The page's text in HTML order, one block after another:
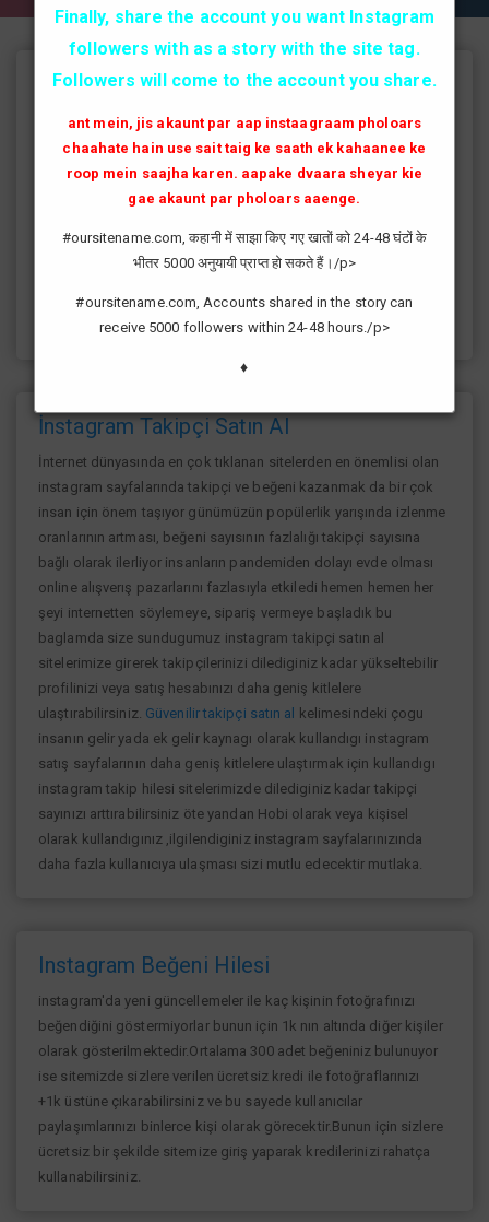
Instagram Takipçi Hilesi
instagram'da artık yüksek takipçi kasmak eskisi kadar zor değil
günümüzde bir çok kullanıcının yüksek takipçiye ulaşması ve
fenomen yolunda ilerlemesi daha da kolaylaşmıştır.instagram
fenomeni ne gibi fayda sağlar?öncelikle bir çok kişi meslek
sağlamaktadır.Sizlerde yüksek sayıda takipçiye ulaşmak
istiyorsanız sitemize giriş yaparak sizlere verilen ücretsiz
kredilerden her gün yararlanıp sayfanızı yüksek seviyelere
ulaştırabilirsiniz.
İnstagram Takipçi Satın Al
İnternet dünyasında en çok tıklanan sitelerden en önemlisi olan
instagram sayfalarında takipçi ve beğeni kazanmak da bir çok
insan için önem taşıyor günümüzün popülerlik yarışında izlenme
oranlarının artması, beğeni sayısının fazlalığı takipçi sayısına
bağlı olarak ilerliyor insanların pandemiden dolayı evde olması
online alışverış pazarlarını fazlasıyla etkiledi hemen hemen her
şeyi internetten söylemeye, sipariş vermeye başladık bu
baglamda size sundugumuz instagram takipçi satın al
sitelerimize girerek takipçilerinizi dilediginiz kadar yükseltebilir
profilinizi veya satış hesabınızı daha geniş kitlelere
ulaştırabilirsiniz. Güvenilir takipçi satın al
kelimesindeki çogu
insanın gelir yada ek gelir kaynagı olarak kullandıgı instagram
satış sayfalarının daha geniş kitlelere ulaştırmak için kullandıgı
instagram takip hilesi sitelerimizde dilediginiz kadar takipçi
sayınızı arttırabilirsiniz öte yandan Hobi olarak veya kişisel
olarak kullandıgınız ,ilgilendiginiz instagram sayfalarınızında
daha fazla kullanıcıya ulaşması sizi mutlu edecektir mutlaka.
Instagram Beğeni Hilesi
instagram'da yeni güncellemeler ile kaç kişinin fotoğrafınızı
beğendiğini göstermiyorlar bunun için 1k nın altında diğer kişiler
olarak gösterilmektedir.Ortalama 300 adet beğeniniz bulunuyor
ise sitemizde sizlere verilen ücretsiz kredi ile fotoğraflarınızı
+1k üstüne çıkarabilirsiniz ve bu sayede kullanıcılar
paylaşımlarınızı binlerce kişi olarak görecektir.Bunun için sizlere
ücretsiz bir şekilde sitemize giriş yaparak kredilerinizi rahatça
kullanabilirsiniz.
Finally, share the account you want Instagram
followers with as a story with the site tag.
Followers will come to the account you share.
ant mein, jis akaunt par aap instaagraam pholoars
chaahate hain use sait taig ke saath ek kahaanee ke
roop mein saajha karen. aapake dvaara sheyar kie
gae akaunt par pholoars aaenge.
#oursitename.com, कहानी में साझा किए गए खातों को 24-48 घंटों के
भीतर 5000 अनुयायी प्राप्त हो सकते हैं।/p>
#oursitename.com, Accounts shared in the story can
receive 5000 followers within 24-48 hours./p>
♦